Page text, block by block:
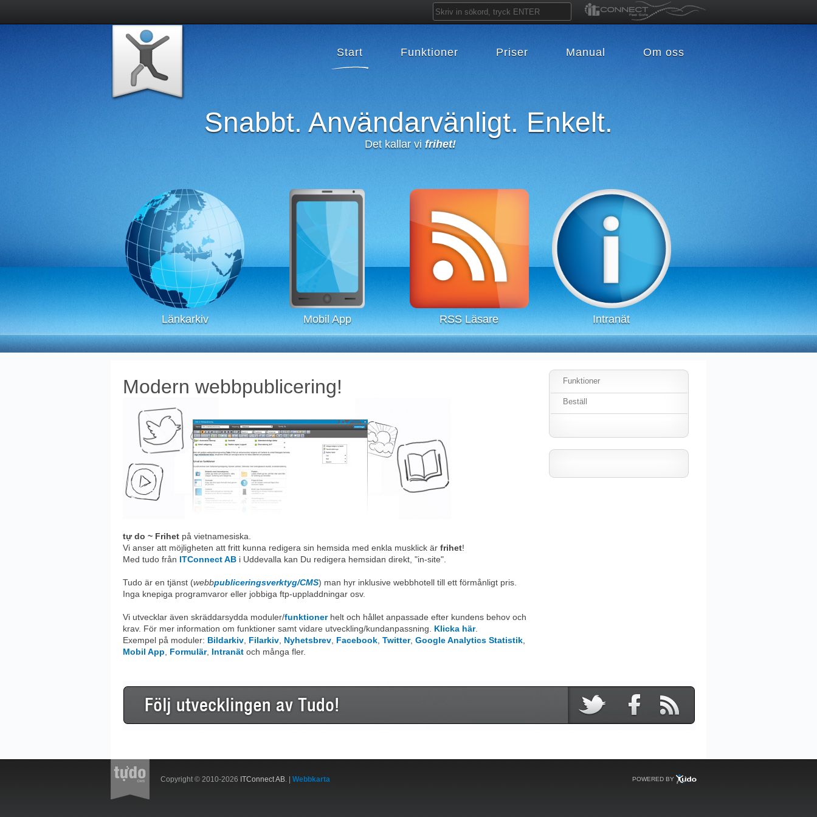
Start Funktioner Priser Manual Om oss
Snabbt. Användarvänligt. Enkelt.
Det kallar vi frihet!
Länkarkiv Mobil App RSS Läsare Intranät
Funktioner
Beställ
Modern webbpublicering!
tự do ~ Frihet på vietnamesiska.
Vi anser att möjligheten att fritt kunna redigera sin hemsida med enkla musklick är frihet!
Med tudo från ITConnect AB i Uddevalla kan Du redigera hemsidan direkt, "in-site".
Tudo är en tjänst (webbpubliceringsverktyg/CMS) man hyr inklusive webbhotell till ett förmånligt pris.
Inga knepiga programvaror eller jobbiga ftp-uppladdningar osv.
Vi utvecklar även skräddarsydda moduler/funktionerhelt och hållet anpassade efter kundens behov och
krav. För mer information om funktioner samt vidare utveckling/kundanpassning. Klicka här.
Exempel på moduler: Bildarkiv Filarkiv Nyhetsbrev Facebook Twitter, Google Analytics Statistik
Mobil App
Formulär, Intranät och många fler.
POWERED BY
Copyright © 2010-2026 ITConnect AB. | Webbkarta